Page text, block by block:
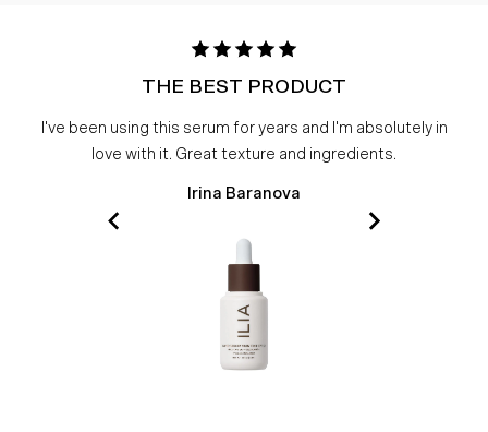
THE BEST PRODUCT
I've been using this serum for years and I'm absolutely in
love with it. Great texture and ingredients.
Irina Baranova